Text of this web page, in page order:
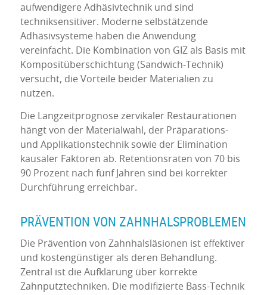
aufwendigere Adhäsivtechnik und sind
techniksensitiver. Moderne selbstätzende
Adhäsivsysteme haben die Anwendung
vereinfacht. Die Kombination von GIZ als Basis mit
Kompositüberschichtung (Sandwich-Technik)
versucht, die Vorteile beider Materialien zu
nutzen.
Die Langzeitprognose zervikaler Restaurationen
hängt von der Materialwahl, der Präparations-
und Applikationstechnik sowie der Elimination
kausaler Faktoren ab. Retentionsraten von 70 bis
90 Prozent nach fünf Jahren sind bei korrekter
Durchführung erreichbar.
PRÄVENTION VON ZAHNHALSPROBLEMEN
Die Prävention von Zahnhalsläsionen ist effektiver
und kostengünstiger als deren Behandlung.
Zentral ist die Aufklärung über korrekte
Zahnputztechniken. Die modifizierte Bass-Technik